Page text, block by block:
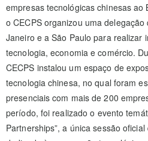
empresas tecnológicas chinesas ao
o CECPS organizou uma
Janeiro e a São Paulo para realizar
tecnologia, economia e comércio.
CECPS instalou um espaço de
tecnologia chinesa, no qual foram
presenciais com mais de 200
período, foi realizado o evento
Partnerships”, a única sessão